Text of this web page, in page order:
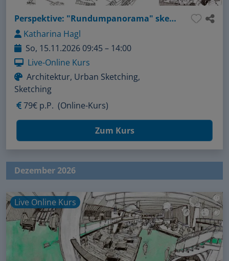
Perspektive: "Rundumpanorama" sketchen
Katharina Hagl
So, 15.11.2026 09:45 – 14:00
Live-Online Kurs
Architektur, Urban Sketching,
Sketching
79€ p.P. (Online-Kurs)
Zum Kurs
Dezember 2026
Live Online Kurs